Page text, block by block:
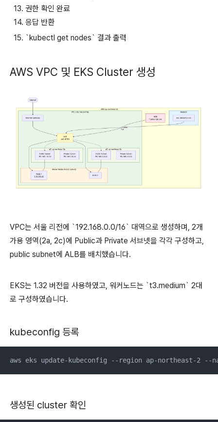
13. 권한 확인 완료
14. 응답 반환
15. `kubectl get nodes` 결과 출력
AWS VPC 및 EKS Cluster 생성
VPC는 서울 리전에 `192.168.0.0/16` 대역으로 생성하며, 2개
가용 영역(2a, 2c)에 Public과 Private 서브넷을 각각 구성하고,
public subnet에 ALB를 배치했습니다.
EKS는 1.32 버전을 사용하였고, 워커노드는 `t3.medium` 2대
로 구성하였습니다.
kubeconfig 등록
aws eks update-kubeconfig --region ap-northeast-2 --
생성된 cluster 확인